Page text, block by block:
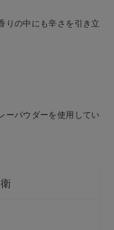
りの中にも辛さを引き立
ーパウダーを使用してい